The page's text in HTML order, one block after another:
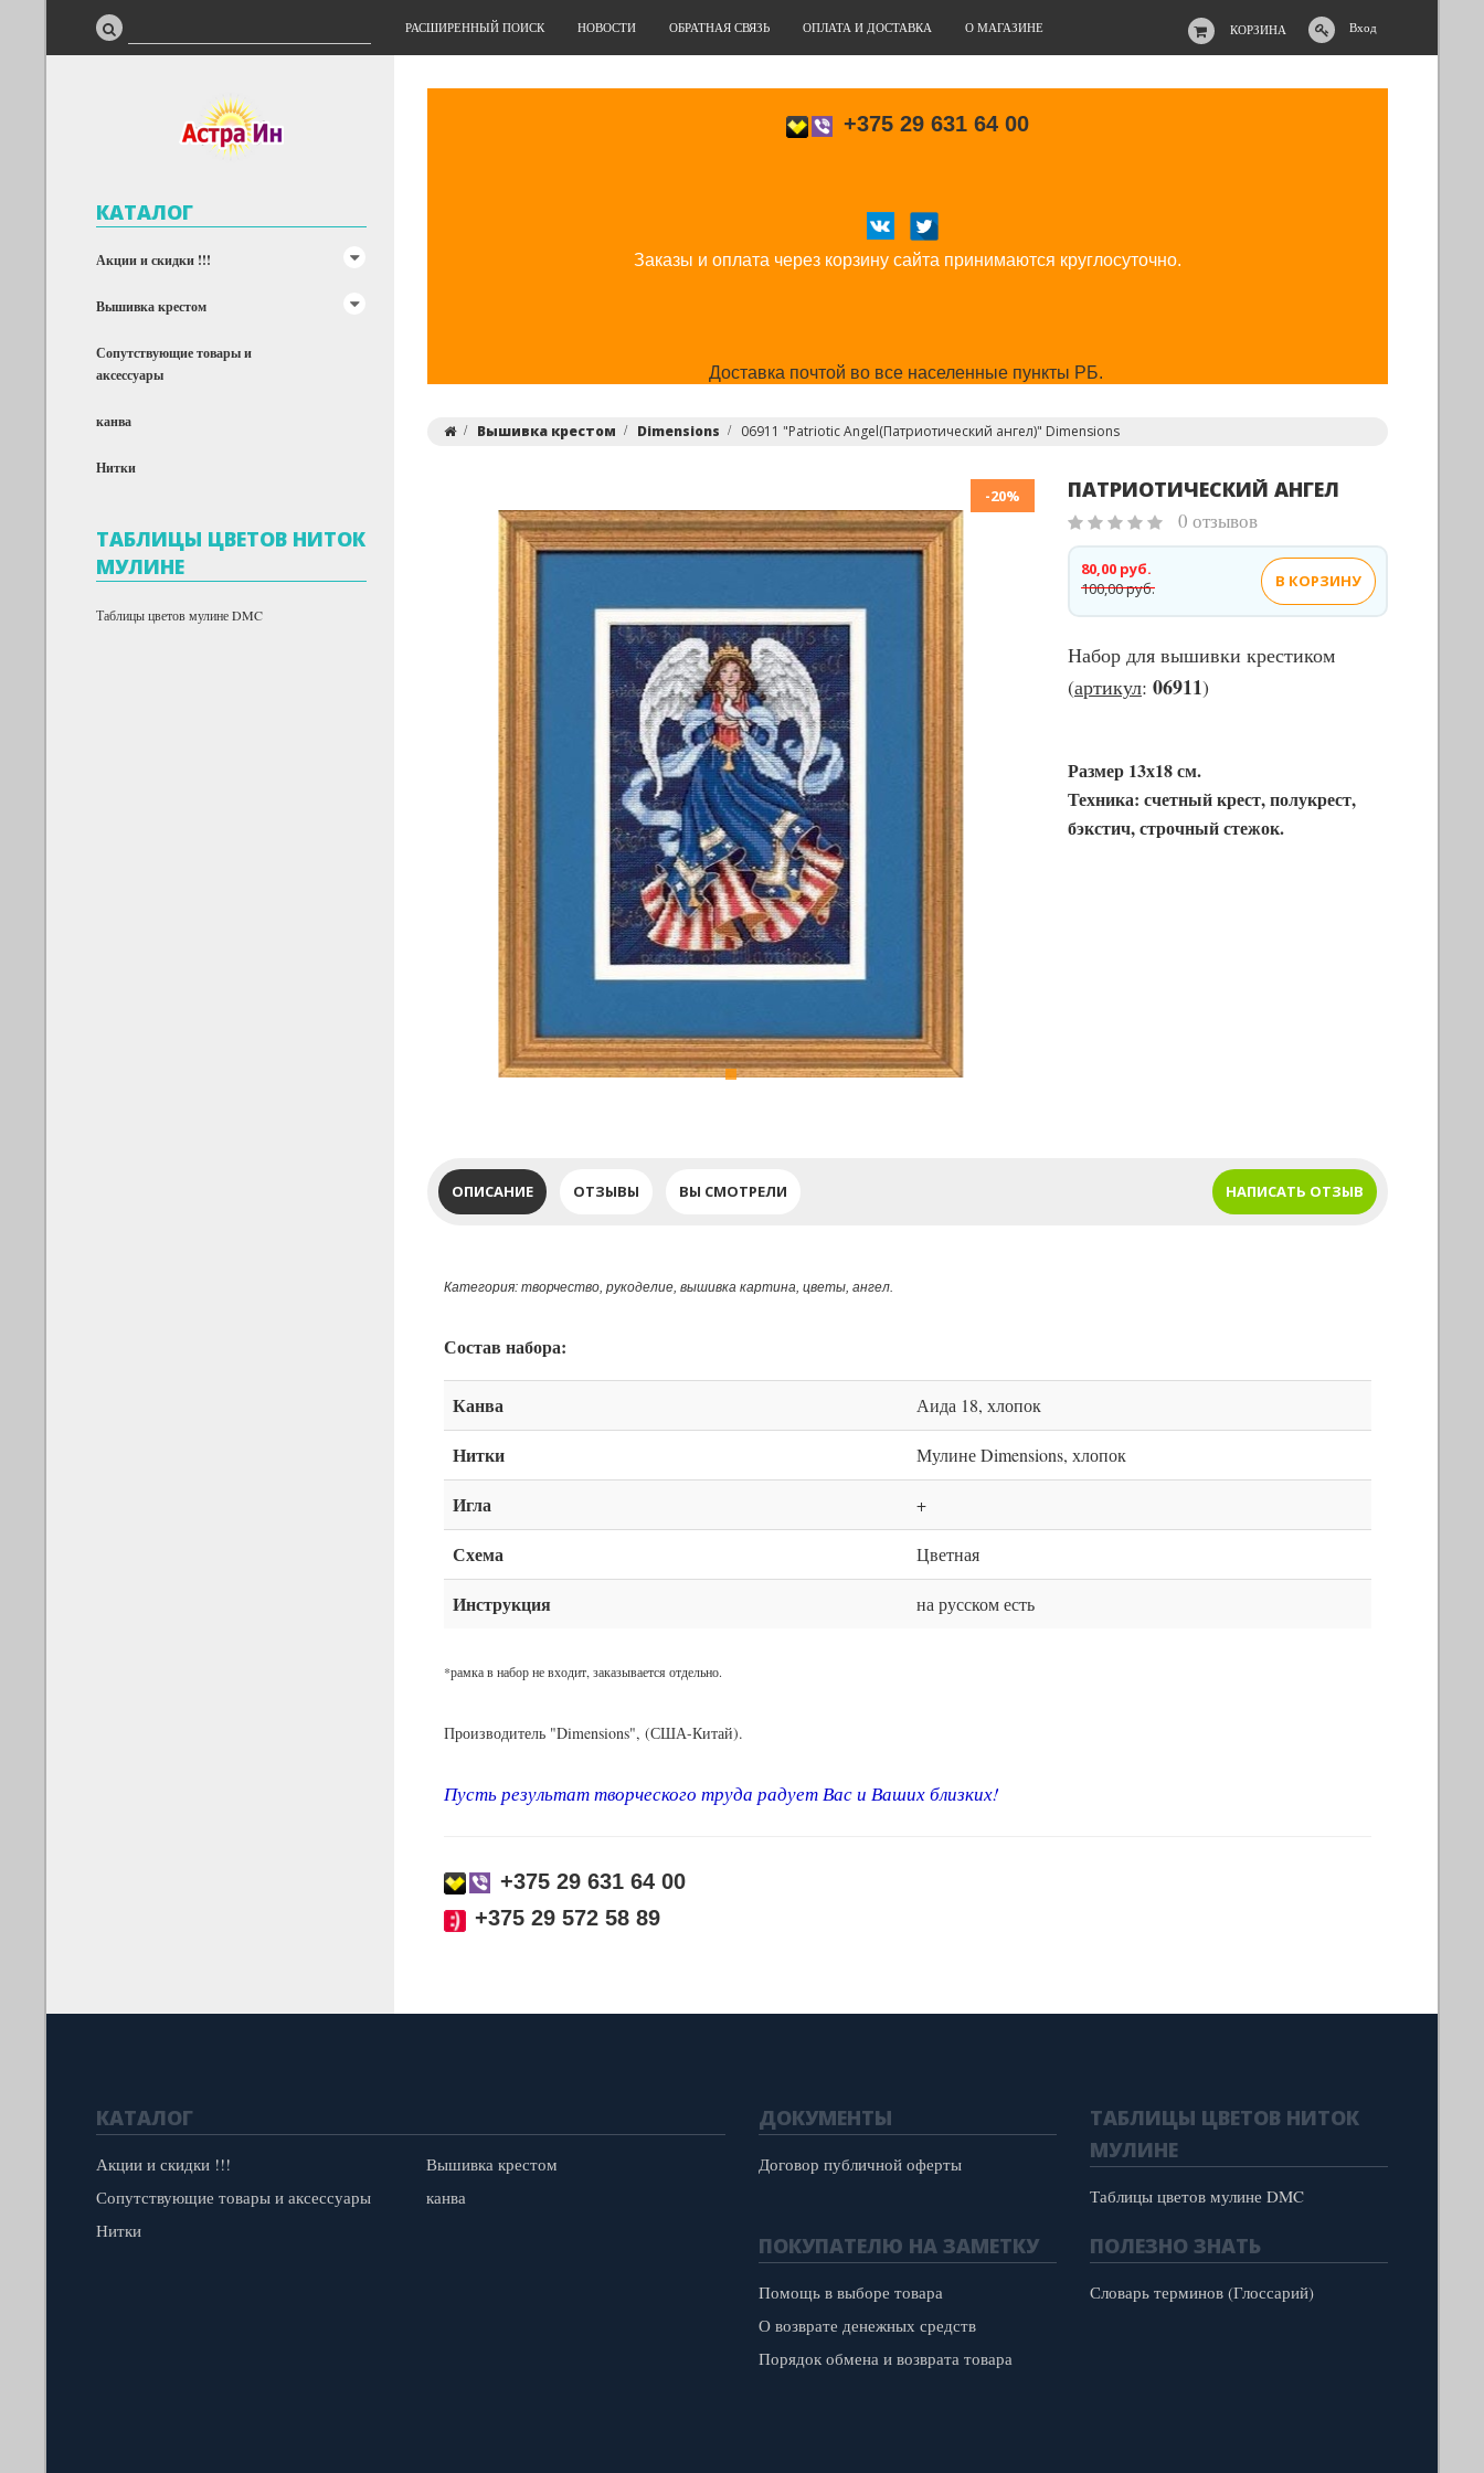
КОРЗИНА Вход
РАСШИРЕННЫЙ ПОИСК НОВОСТИ ОБРАТНАЯ СВЯЗЬ ОПЛАТА И ДОСТАВКА О МАГАЗИНЕ
КАТАЛОГ
Акции и скидки !!!
Вышивка крестом
Сопутствующие товары и
аксессуары
канва
Нитки
ТАБЛИЦЫ ЦВЕТОВ НИТОК
МУЛИНЕ
Таблицы цветов мулине DMC
+375 29 631 64 00
Заказы и оплата через корзину сайта принимаются круглосуточно.
Доставка почтой во все населенные пункты РБ.
Вышивка крестом Dimensions 06911 "Patriotic Angel(Патриотический ангел)" Dimensions
-20% ПАТРИОТИЧЕСКИЙ АНГЕЛ
0 отзывов
100,00 руб.
80,00 руб.
В КОРЗИНУ
Набор для вышивки крестиком
(артикул: 06911)
Размер 13х18 см.
Техника: счетный крест, полукрест,
бэкстич, строчный стежок.
ОПИСАНИЕ ОТЗЫВЫ НАПИСАТЬ ОТЗЫВ
ВЫ СМОТРЕЛИ
Категория: творчество, рукоделие, вышивка картина, цветы, ангел.
Состав набора:
Канва Аида 18, хлопок
Нитки Мулине Dimensions, хлопок
Игла +
Схема Цветная
Инструкция на русском есть
*рамка в набор не входит, заказывается отдельно.
Производитель "Dimensions", (США-Китай).
Пусть результат творческого труда радует Вас и Ваших близких!
+375 29 631 64 00
+375 29 572 58 89
КАТАЛОГ
Акции и скидки !!!
Вышивка крестом
Сопутствующие товары и аксессуары
канва
Нитки
ДОКУМЕНТЫ
Договор публичной оферты
ТАБЛИЦЫ ЦВЕТОВ НИТОК
МУЛИНЕ
Таблицы цветов мулине DMC
ПОКУПАТЕЛЮ НА ЗАМЕТКУ
Помощь в выборе товара
О возврате денежных средств
Порядок обмена и возврата товара
ПОЛЕЗНО ЗНАТЬ
Словарь терминов (Глоссарий)